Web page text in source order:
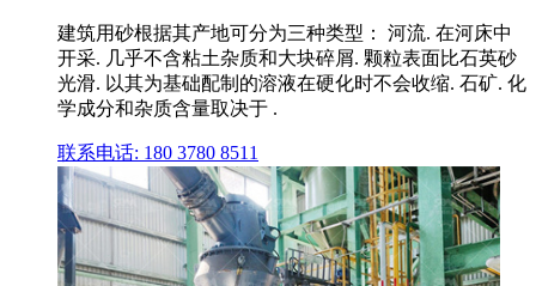
建筑用砂根据其产地可分为三种类型： 河流. 在河床中
开采. 几乎不含粘土杂质和大块碎屑. 颗粒表面比石英砂
光滑. 以其为基础配制的溶液在硬化时不会收缩. 石矿. 化
学成分和杂质含量取决于 .
联系电话: 180 3780 8511